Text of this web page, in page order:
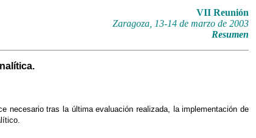
VII Reunión
Zaragoza, 13-14 de marzo de 2003
Resumen
necesario tras la última evaluación realizada, la implementación de